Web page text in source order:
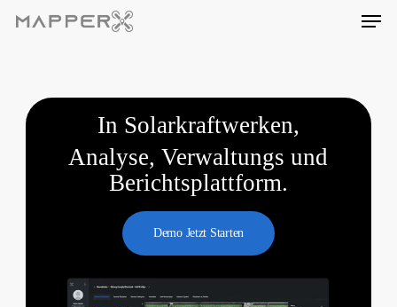
Menu
In Solarkraftwerken,
Analyse, Verwaltungs und
Berichtsplattform.
Demo Jetzt Starten